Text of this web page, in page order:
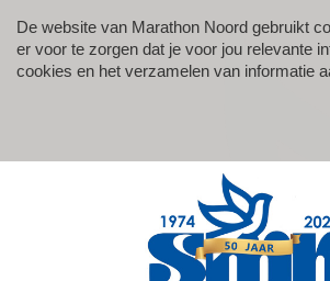
De website van Marathon Noord gebruikt
er voor te zorgen dat je voor jou relevante
cookies en het verzamelen van informatie